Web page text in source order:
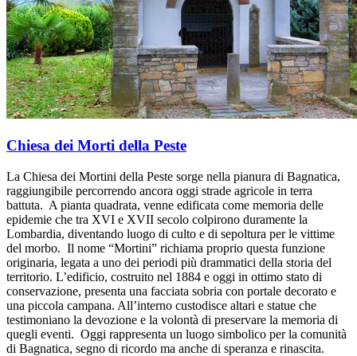
Chiesa dei Morti della Peste
La Chiesa dei Mortini della Peste sorge nella pianura di Bagnatica,
raggiungibile percorrendo ancora oggi strade agricole in terra
battuta. A pianta quadrata, venne edificata come memoria delle
epidemie che tra XVI e XVII secolo colpirono duramente la
Lombardia, diventando luogo di culto e di sepoltura per le vittime
del morbo. Il nome “Mortini” richiama proprio questa funzione
originaria, legata a uno dei periodi più drammatici della storia del
territorio. L’edificio, costruito nel 1884 e oggi in ottimo stato di
conservazione, presenta una facciata sobria con portale decorato e
una piccola campana. All’interno custodisce altari e statue che
testimoniano la devozione e la volontà di preservare la memoria di
quegli eventi. Oggi rappresenta un luogo simbolico per la comunità
di Bagnatica, segno di ricordo ma anche di speranza e rinascita.